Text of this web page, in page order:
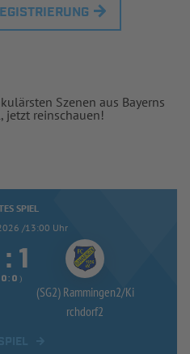
Szenen aus Bayerns
jetzt reinschauen!
SPIEL
/13:00 Uhr
: 
:  )
(SG2) Rammingen2/Ki
rchdorf2